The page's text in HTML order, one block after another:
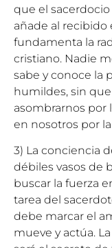
que el
añade al recibido
fundamenta la
cristiano. Nadie
sabe y conoce la
humildes, sin
asombrarnos por
en nosotros por
3) La conciencia
débiles vasos de
buscar la fuerza
tarea del
debe marcar el
mueve y actúa.